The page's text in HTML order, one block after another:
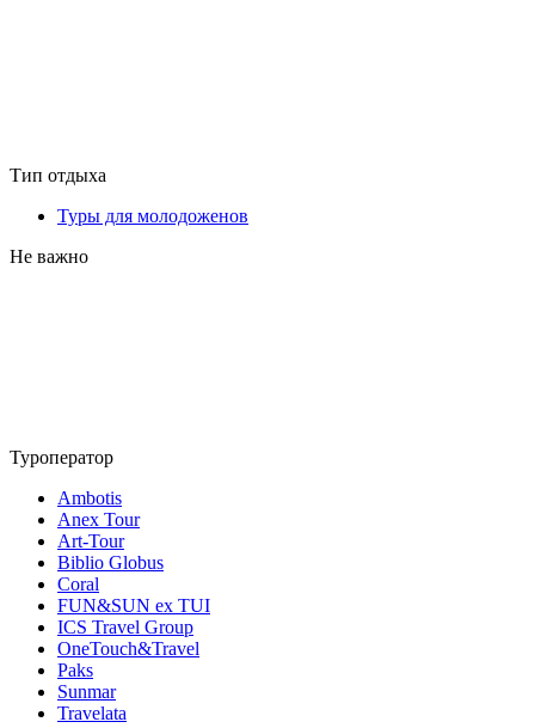
Тип отдыха
Туры для молодоженов
Не важно
Туроператор
Ambotis
Anex Tour
Art-Tour
Biblio Globus
Coral
FUN&SUN ex TUI
ICS Travel Group
OneTouch&Travel
Paks
Sunmar
Travelata